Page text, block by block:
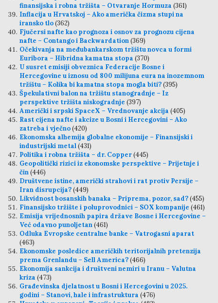
finansijska i robna tržišta – Otvaranje Hormuza (361)
Inflacija u Hrvatskoj – Ako američka čizma stupi na
iransko tlo(362)
Fjučersi nafte kao prognoza i osnov za prognozu cijena
nafte – Contango i Backwardation(369)
Očekivanja na međubankarskom tržištu novca u formi
Euribora – Hibridna kamatna stopa (370)
U susret emisiji obveznica Federacije Bosne i
Hercegovine u iznosu od 800 milijuna eura na inozemnom
tržištu – Kolika bi kamatna stopa mogla biti?(395)
Špekulativni balon na tržištu stanogradnje – Iz
perspektive tržišta niskogradnje (397)
Američki i srpski SpaceX – Vrednovanje akcija (405)
Rast cijena nafte i akcize u Bosni i Hercegovini – Ako
zatreba i vječno(420)
Ekonomska alhemija globalne ekonomije – Finansijski i
industrijski metal(431)
Politika i robna tržišta – dr. Copper(445)
Geopolitički rizici iz ekonomske perspektive – Prijetnje i
čin(446)
Društvene istine, američki strahovi i rat protiv Persije –
Iran disrupcija?(449)
Likvidnost bosanskih banaka – Priprema, pozor, sad?(455)
Finansijsko tržište i poluprovodnici – SOX kompanije (461)
Emisija vrijednosnih papira države Bosne i Hercegovine –
Već odavno punoljetan(461)
Odluka Evropske centralne banke – Vatrogasni aparat
(463)
Ekonomske posledice američkih teritorijalnih pretenzija
prema Grenlandu – Sell America?(466)
Ekonomija sankcija i društveni nemiri u Iranu – Valutna
kriza (473)
Građevinska djelatnost u Bosni i Hercegovini u 2025.
godini – Stanovi, hale i infrastruktura (476)